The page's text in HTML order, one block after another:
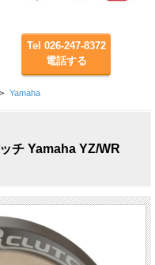
Tel 026-247-8372
電話する
> Yamaha
チ Yamaha YZ/WR